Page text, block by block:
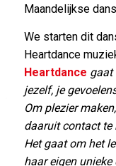
Maandelijkse
We starten dit
Heartdance
Heartdance gaat
jezelf, je
Om plezier
daaruit contact te
Het gaat om het
haar eigen unieke